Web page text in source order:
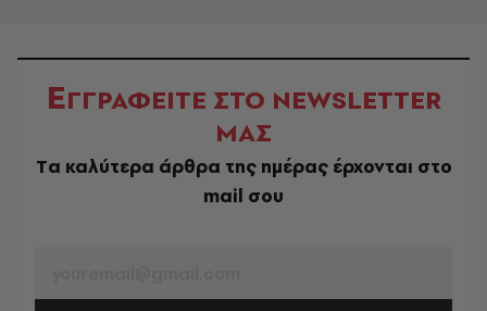
ΕΓΓΡΑΦΕΙΤΕ ΣΤΟ NEWSLETTER
ΜΑΣ
Tα καλύτερα άρθρα της ημέρας έρχονται στο
mail σου